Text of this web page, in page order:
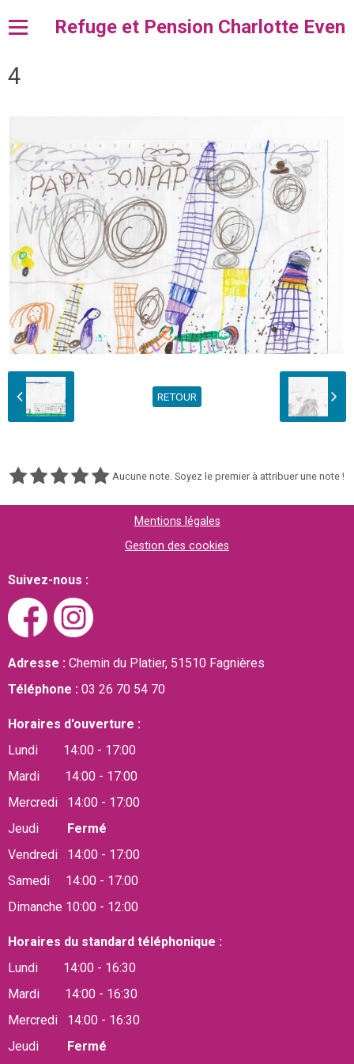
Refuge et Pension Charlotte Even
Accueil
Pension et Fourrière
Adopter
Dons et Legs
Divers
Contact
4
RETOUR
Aucune note. Soyez le premier à attribuer une note !
Mentions légales
Gestion des cookies
Suivez-nous :
Adresse : Chemin du Platier, 51510 Fagnières
Téléphone : 03 26 70 54 70
Horaires d'ouverture :
Lundi 14:00 - 17:00
Mardi 14:00 - 17:00
Mercredi 14:00 - 17:00
Jeudi Fermé
Vendredi 14:00 - 17:00
Samedi 14:00 - 17:00
Dimanche 10:00 - 12:00
Horaires du standard téléphonique :
Lundi 14:00 - 16:30
Mardi 14:00 - 16:30
Mercredi 14:00 - 16:30
Jeudi Fermé